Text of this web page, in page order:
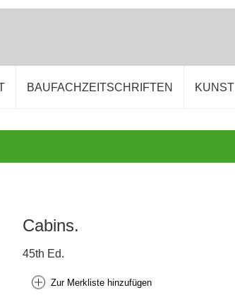
BAUFACHZEITSCHRIFTEN KUNST
Cabins.
45th Ed.
Zur Merkliste hinzufügen